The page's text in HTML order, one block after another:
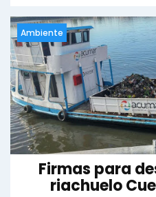
Ambiente
Firmas para
riachuelo